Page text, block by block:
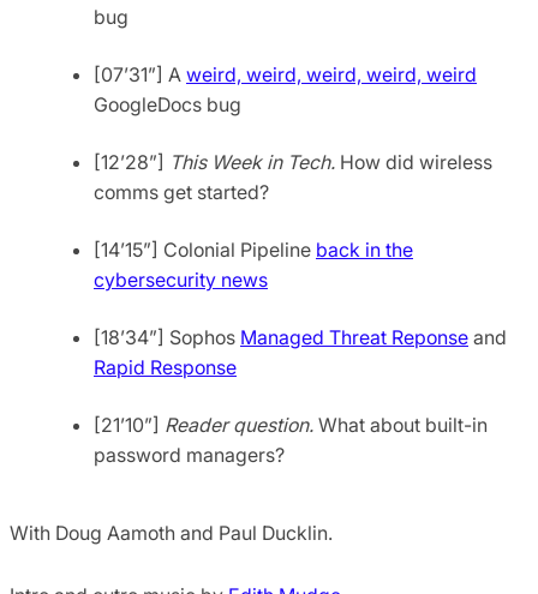
bug
[07’31”] A weird, weird, weird, weird, weird
GoogleDocs bug
[12’28”] This Week in Tech. How did wireless
comms get started?
[14’15”] Colonial Pipeline back in the
cybersecurity news
[18’34”] Sophos Managed Threat Reponse and
Rapid Response
[21’10”] Reader question. What about built-in
password managers?
With Doug Aamoth and Paul Ducklin.